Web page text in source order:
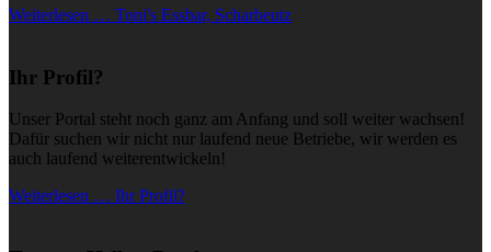
Weiterlesen … Toni's Essbar, Scharbeutz
Ihr Profil?
Unser Portal steht noch ganz am Anfang und soll weiter wachsen!
Dafür suchen wir nicht nur laufend neue Betriebe, wir werden es
auch laufend weiterentwickeln!
Weiterlesen … Ihr Profil?